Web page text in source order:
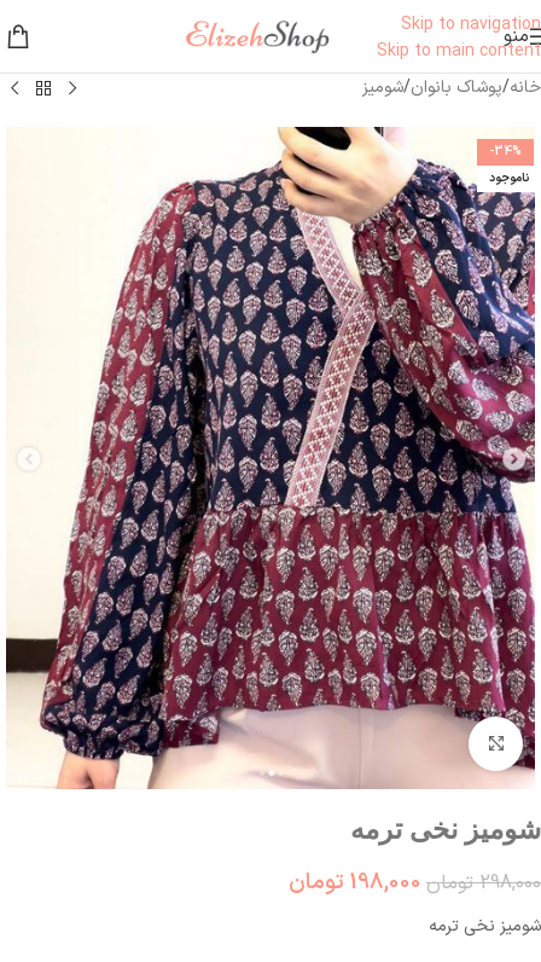
Skip to navigation
Skip to main content
منو
خانه/پوشاک بانوان/شومیز
-34%
ناموجود
بزرگنمایی تصویر
شومیز نخی ترمه
298,000 تومان 198,000 تومان
شومیز نخی ترمه